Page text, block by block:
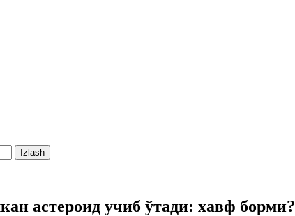
астероид учиб ўтади: хавф борми?